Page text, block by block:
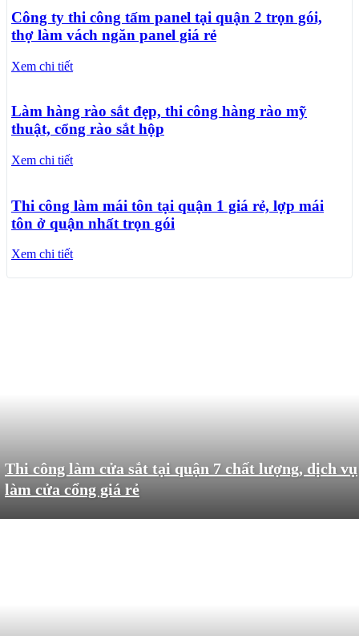
Công ty thi công tấm panel tại quận 2 trọn gói,
thợ làm vách ngăn panel giá rẻ
Xem chi tiết
Làm hàng rào sắt đẹp, thi công hàng rào mỹ
thuật, cổng rào sắt hộp
Xem chi tiết
Thi công làm mái tôn tại quận 1 giá rẻ, lợp mái
tôn ở quận nhất trọn gói
Xem chi tiết
Thi công làm cửa sắt tại quận 7 chất lượng, dịch vụ
làm cửa cổng giá rẻ